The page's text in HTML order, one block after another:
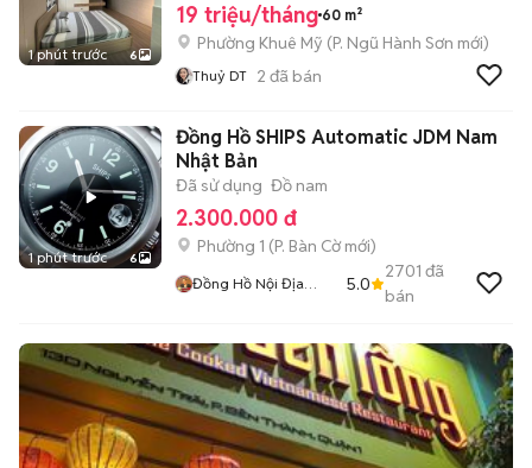
1 phút trước 6
19 triệu/tháng 60 m²
Phường Khuê Mỹ (P. Ngũ Hành Sơn mới)
Thuỷ DT 2 đã bán
1 phút trước 6
Đồng Hồ SHIPS Automatic JDM Nam
Nhật Bản
Đã sử dụng Đồ nam
2.300.000 đ
Phường 1 (P. Bàn Cờmới)
Đồng Hồ Nội Địa
5.0
2701 đã
bán